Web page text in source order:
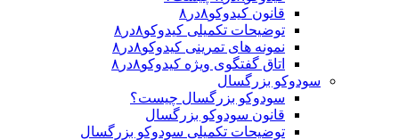
قانون کیدوکو۸در۸
توضیحات تکمیلی کیدوکو۸در۸
نمونه های تمرینی کیدوکو۸در۸
اتاق گفتگوی ویژه کیدوکو۸در۸
سودوکو بزرگسال
سودوکو بزرگسال چیست؟
قانون سودوکو بزرگسال
توضیحات تکمیلی سودوکو بزرگسال